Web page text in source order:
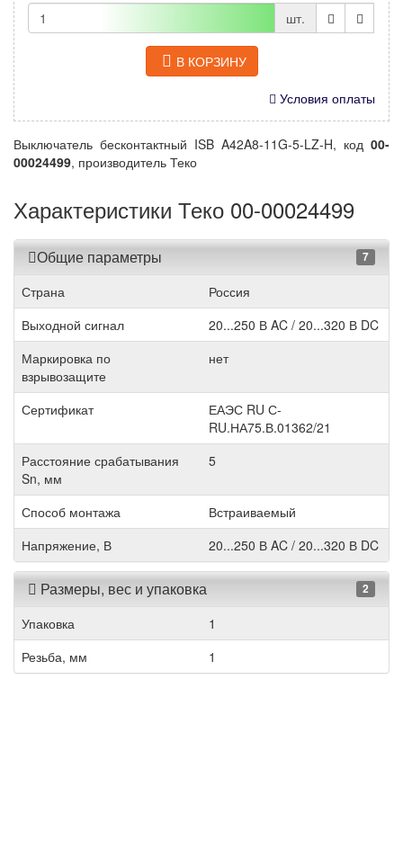
шт.
В КОРЗИНУ
Условия оплаты
Выключатель бесконтактный ISB A42A8-11G-5-LZ-H, код 00-
00024499, производитель Теко
Характеристики Теко 00-00024499
Общие параметры 7
Страна
Россия
Выходной сигнал
20...250 В AC / 20...320 В DC
Маркировка по
взрывозащите
нет
Сертификат
ЕАЭС RU С-
RU.НА75.В.01362/21
Расстояние срабатывания
Sn, мм
5
Способ монтажа
Встраиваемый
Напряжение, В
20...250 В AC / 20...320 В DC
Размеры, вес и упаковка 2
Упаковка
1
Резьба, мм
1